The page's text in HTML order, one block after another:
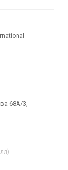
68А/3,